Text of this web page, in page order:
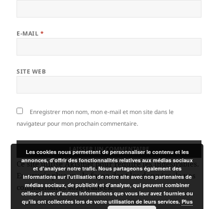
E-MAIL *
SITE WEB
Enregistrer mon nom, mon e-mail et mon site dans le
navigateur pour mon prochain commentaire.
Ce site utilise Akismet pour réduire les indésirables.
En savoir plus sur la façon dont les données de vos
commentaires sont traitées.
Les cookies nous permettent de personnaliser le contenu et les
annonces, d'offrir des fonctionnalités relatives aux médias sociaux
et d'analyser notre trafic. Nous partageons également des
informations sur l'utilisation de notre site avec nos partenaires de
médias sociaux, de publicité et d'analyse, qui peuvent combiner
celles-ci avec d'autres informations que vous leur avez fournies ou
qu'ils ont collectées lors de votre utilisation de leurs services. Plus